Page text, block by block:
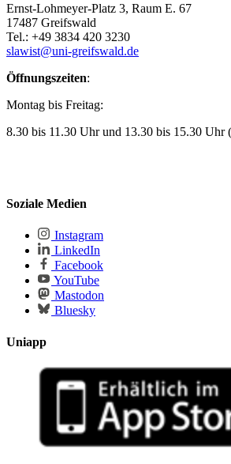
Ernst-Lohmeyer-Platz 3, Raum E. 67
17487 Greifswald
Tel.: +49 3834 420 3230
slawist@uni-greifswald.de
Öffnungszeiten:
Montag bis Freitag:
8.30 bis 11.30 Uhr und 13.30 bis 15.30 Uhr
Soziale Medien
Instagram
LinkedIn
Facebook
YouTube
Mastodon
Bluesky
Uniapp